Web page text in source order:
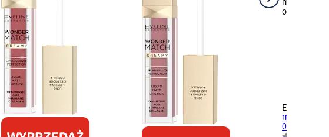
ml)
ostatnich
EVELINE
matowa w
06, 6,8 ml